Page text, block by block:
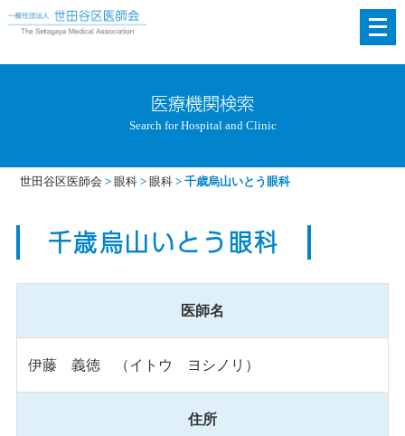
メ
ニ
く
医療機関検索
Search for Hospital and Clinic
世田谷区医師会 > 眼科 > 眼科 >千歳烏山いとう眼科
千歳烏山いとう眼科
医師名
伊藤 義徳 （イトウ ヨシノリ）
住所